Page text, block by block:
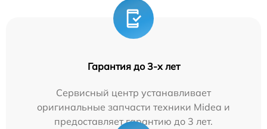
Гарантия до 3-х лет
Сервисный центр устанавливает
оригинальные запчасти техники Midea и
предоставляет гарантию до 3 лет.